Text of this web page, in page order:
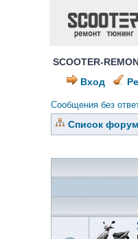
SCOOTER-
Вход
Сообщения без
Список